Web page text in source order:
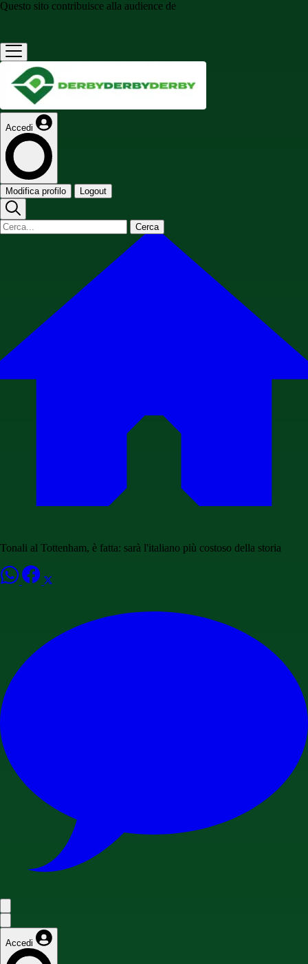
Questo sito contribuisce alla audience de
Accedi
Modifica profilo Logout
Cerca
Tonali al Tottenham, è fatta: sarà l'italiano più costoso della storia
Accedi